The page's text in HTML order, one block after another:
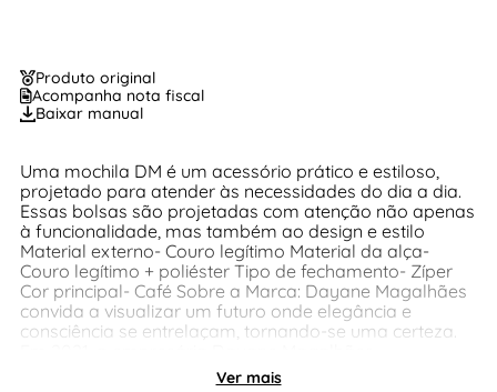
Produto original
Acompanha nota fiscal
Baixar manual
Uma mochila DM é um acessório prático e estiloso,
projetado para atender às necessidades do dia a dia.
Essas bolsas são projetadas com atenção não apenas
à funcionalidade, mas também ao design e estilo
Material externo- Couro legítimo Material da alça-
Couro legítimo + poliéster Tipo de fechamento- Zíper
Cor principal- Café Sobre a Marca: Dayane Magalhães
convida a visualizar um futuro onde elegância e
consciência se entrelaçam, tornando-se uma certeza.
transformou um sonho de anos em realidade,
Ver mais